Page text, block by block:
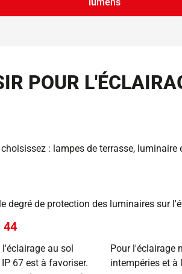
POUR
: lampes de terrasse,
degré de protection des luminaires sur
44
au sol
67 est à favoriser.
Pour l'éclairage
intempéries et à